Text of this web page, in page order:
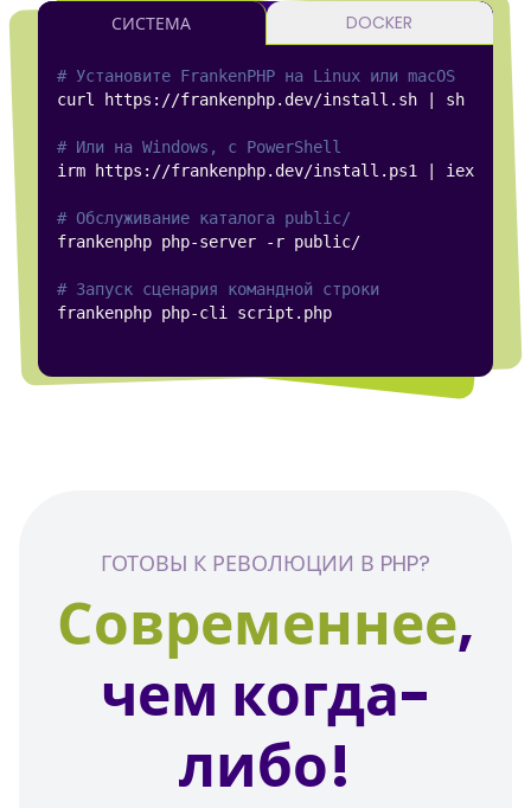
СИСТЕМА DOCKER
# Установите FrankenPHP на Linux или macOS
curl https://frankenphp.dev/install.sh
# Или на Windows, с PowerShell
irm https://frankenphp.dev/install.ps1
# Обслуживание каталога public/
# Запуск сценария командной строки
ГОТОВЫ К РЕВОЛЮЦИИ В PHP?
Современнее,
чем когда-
либо!